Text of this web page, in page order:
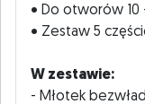
• Do otworów 10
• Zestaw 5
W zestawie:
- Młotek